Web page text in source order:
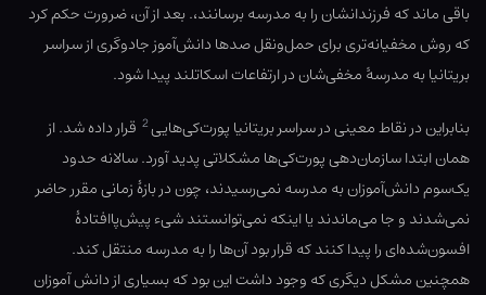
باقی ماند که فرزندانشان را به مدرسه برسانند،. بعد از آن، ضرورت حکم کرد
که روش مخفیانه‌تری برای حمل‌ونقل صدها دانش‌آموز جادوگری از سراسر
بریتانیا به مدرسۀ مخفی‌شان در ارتفاعات اسکاتلند پیدا شود.
بنابراین در نقاط معینی در سراسر بریتانیا پورت‌کی‌هایی2 قرار داده شد. از
همان ابتدا سازمان‌دهی پورت‌کی‌ها مشکلاتی پدید آورد. سالانه حدود
یک‌سوم دانش‌آموزان به مدرسه نمی‌رسیدند، چون در بازهٔ زمانی مقرر حاضر
نمی‌شدند و جا می‌ماندند یا اینکه نمی‌توانستند شیء پیش‌پاافتادهٔ
افسون‌شده‌ای را پیدا کنند که قرار بود آن‌ها را به مدرسه منتقل کند.
همچنین مشکل دیگری که وجود داشت این بود که بسیاری از دانش آموزان